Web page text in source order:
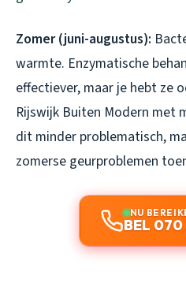
Zomer (juni-augustus):
warmte. Enzymatische
effectiever, maar je hebt ze
Rijswijk Buiten Modern met
dit minder problematisch,
zomerse geurproblemen
NU
BEL 070